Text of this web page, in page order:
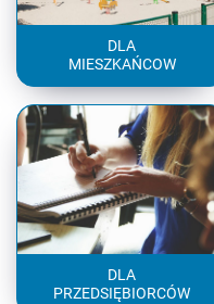
DLA
MIESZKAŃCOW
DLA
PRZEDSIĘBIORCÓW